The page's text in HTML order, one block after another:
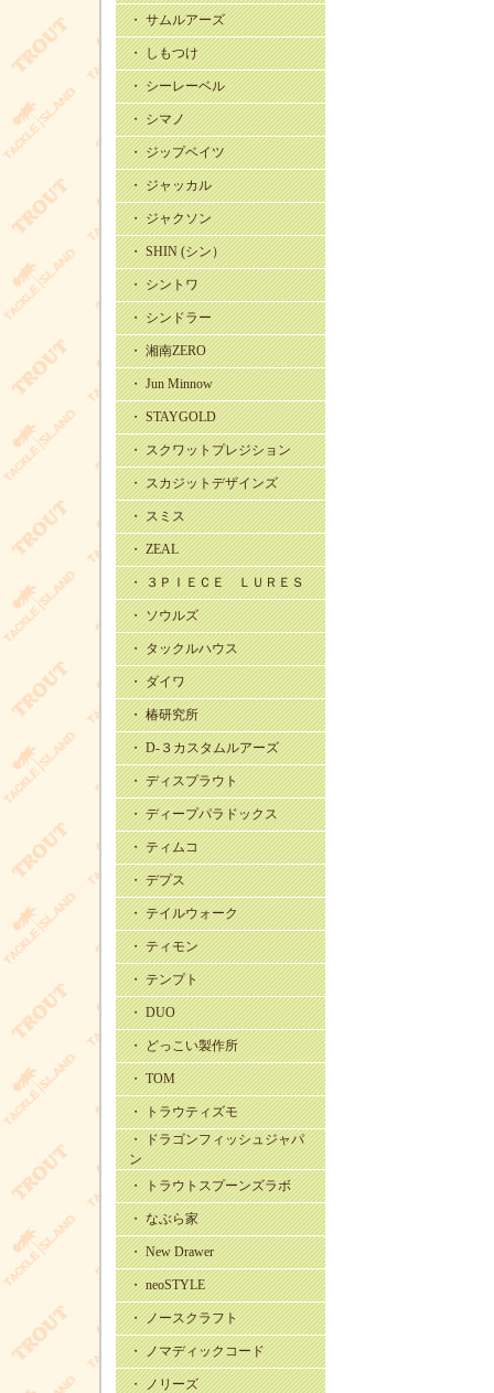
・ サムルアーズ
・ しもつけ
・ シーレーベル
・ シマノ
・ ジップベイツ
・ ジャッカル
・ ジャクソン
・ SHIN (シン）
・ シントワ
・ シンドラー
・ 湘南ZERO
・ Jun Minnow
・ STAYGOLD
・ スクワットプレジション
・ スカジットデザインズ
・ スミス
・ ZEAL
・ ３ＰＩＥＣＥ ＬＵＲＥＳ
・ ソウルズ
・ タックルハウス
・ ダイワ
・ 椿研究所
・ D-３カスタムルアーズ
・ ディスプラウト
・ ディープパラドックス
・ ティムコ
・ デプス
・ テイルウォーク
・ ティモン
・ テンプト
・ DUO
・ どっこい製作所
・ TOM
・ トラウティズモ
・ ドラゴンフィッシュジャパ
ン
・ トラウトスプーンズラボ
・ なぶら家
・ New Drawer
・ neoSTYLE
・ ノースクラフト
・ ノマディックコード
・ ノリーズ